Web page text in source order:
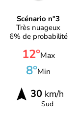
Scénario n°3
Très nuageux
6% de probabilité
12°Max
8°Min
30 km/h
Sud